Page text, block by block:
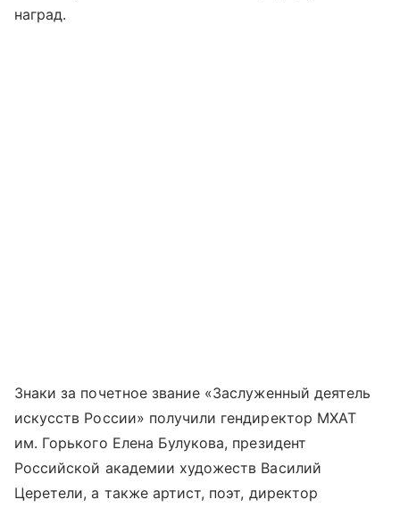
наград.
Знаки за почетное звание «Заслуженный деятель
искусств России» получили гендиректор МХАТ
им. Горького Елена Булукова, президент
Российской академии художеств Василий
Церетели, а также артист, поэт, директор